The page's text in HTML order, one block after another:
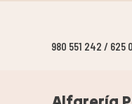
980 551 242 / 625 058